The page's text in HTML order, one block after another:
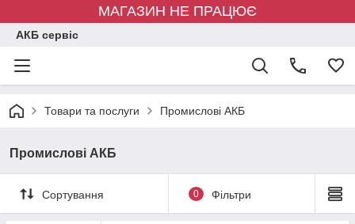
МАГАЗИН НЕ ПРАЦЮЄ
АКБ сервіс
Товари та послуги Промислові АКБ
Промислові АКБ
Сортування 0 Фільтри